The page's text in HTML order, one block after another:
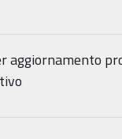
aggiornamento